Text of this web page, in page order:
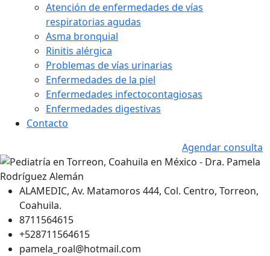
Atención de enfermedades de vías
respiratorias agudas
Asma bronquial
Rinitis alérgica
Problemas de vías urinarias
Enfermedades de la piel
Enfermedades infectocontagiosas
Enfermedades digestivas
Contacto
Agendar consulta
ALAMEDIC, Av. Matamoros 444, Col. Centro, Torreon,
Coahuila.
8711564615
+528711564615
pamela_roal@hotmail.com